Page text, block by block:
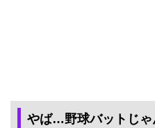
やば…野球バットじ